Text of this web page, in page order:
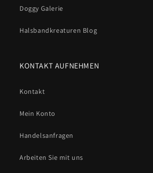
Doggy Galerie
Halsbandkreaturen Blog
KONTAKT AUFNEHMEN
Kontakt
Mein Konto
Handelsanfragen
Arbeiten Sie mit uns